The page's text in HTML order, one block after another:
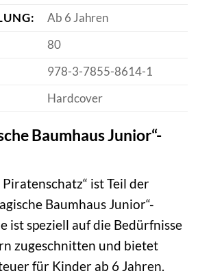
Ab 6 Jahren
80
978-3-7855-8614-1
Hardcover
Baumhaus Junior“-
Piratenschatz“ ist Teil der
Baumhaus Junior“-
ist speziell auf die Bedürfnisse
zugeschnitten und bietet
für Kinder ab 6 Jahren.